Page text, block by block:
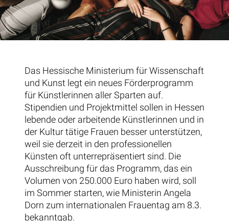
Das Hessische Ministerium für Wissenschaft
und Kunst legt ein neues Förderprogramm
für Künstlerinnen aller Sparten auf.
Stipendien und Projektmittel sollen in Hessen
lebende oder arbeitende Künstlerinnen und in
der Kultur tätige Frauen besser unterstützen,
weil sie derzeit in den professionellen
Künsten oft unterrepräsentiert sind. Die
Ausschreibung für das Programm, das ein
Volumen von 250.000 Euro haben wird, soll
im Sommer starten, wie Ministerin Angela
Dorn zum internationalen Frauentag am 8.3.
bekanntgab.